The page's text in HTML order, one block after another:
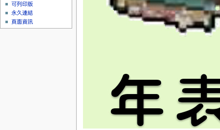
可列印版
永久連結
頁面資訊